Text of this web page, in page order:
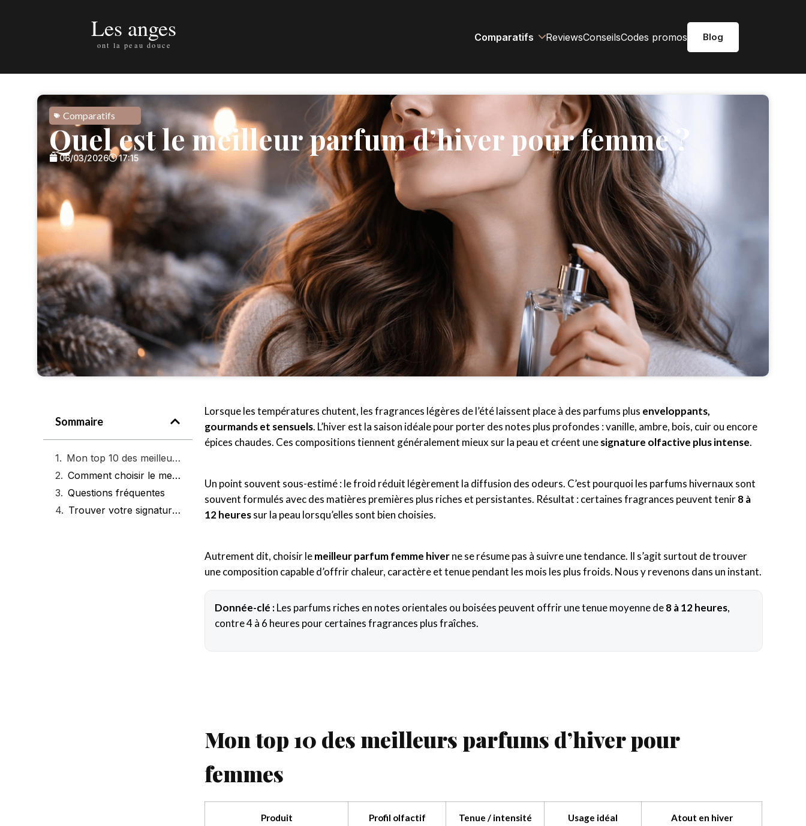
Comparatifs ReviewsConseilsCodes promos Blog
Comparatifs
Quel est le meilleur parfum d’hiver pour femme ?
06/03/2026 17:15
Sommaire
Mon top 10 des meilleurs parfums d’hiver pour femmes
Comment choisir le meilleur parfum d’hiver pour femme
Questions fréquentes
Trouver votre signature olfactive pour l’hiver
Lorsque les températures chutent, les fragrances légères de l’été laissent place à des parfums plus enveloppants,
gourmands et sensuels. L’hiver est la saison idéale pour porter des notes plus profondes : vanille, ambre, bois, cuir ou encore
épices chaudes. Ces compositions tiennent généralement mieux sur la peau et créent unesignature olfactive plus intense.
Un point souvent sous-estimé : le froid réduit légèrement la diffusion des odeurs. C’est pourquoi les parfums hivernaux sont
souvent formulés avec des matières premières plus riches et persistantes. Résultat : certaines fragrances peuvent tenir8 à
12 heuressur la peau lorsqu’elles sont bien choisies.
Autrement dit, choisir lemeilleur parfum femme hiverne se résume pas à suivre une tendance. Il s’agit surtout de trouver
une composition capable d’offrir chaleur, caractère et tenue pendant les mois les plus froids. Nous y revenons dans un instant.
Donnée-clé :Les parfums riches en notes orientales ou boisées peuvent offrir une tenue moyenne de8 à 12 heures,
contre 4 à 6 heures pour certaines fragrances plus fraîches.
Mon top 10 des meilleurs parfums d’hiver pour
femmes
Produit Profil olfactif Tenue / intensité Usage idéal Atout en hiver